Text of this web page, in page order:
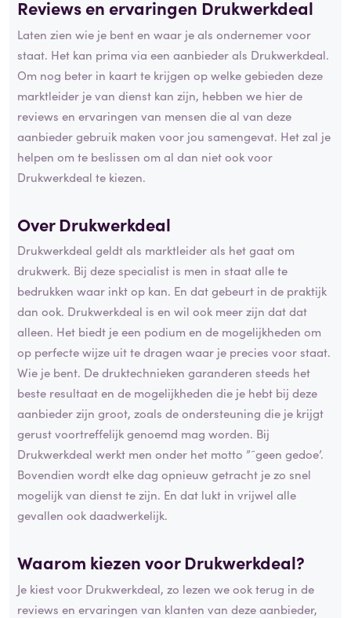
Reviews en ervaringen Drukwerkdeal
Laten zien wie je bent en waar je als ondernemer voor
staat. Het kan prima via een aanbieder als Drukwerkdeal.
Om nog beter in kaart te krijgen op welke gebieden deze
marktleider je van dienst kan zijn, hebben we hier de
reviews en ervaringen van mensen die al van deze
aanbieder gebruik maken voor jou samengevat. Het zal je
helpen om te beslissen om al dan niet ook voor
Drukwerkdeal te kiezen.
Over Drukwerkdeal
Drukwerkdeal geldt als marktleider als het gaat om
drukwerk. Bij deze specialist is men in staat alle te
bedrukken waar inkt op kan. En dat gebeurt in de praktijk
dan ook. Drukwerkdeal is en wil ook meer zijn dat dat
alleen. Het biedt je een podium en de mogelijkheden om
op perfecte wijze uit te dragen waar je precies voor staat.
Wie je bent. De druktechnieken garanderen steeds het
beste resultaat en de mogelijkheden die je hebt bij deze
aanbieder zijn groot, zoals de ondersteuning die je krijgt
gerust voortreffelijk genoemd mag worden. Bij
Drukwerkdeal werkt men onder het motto ”˜geen gedoe’.
Bovendien wordt elke dag opnieuw getracht je zo snel
mogelijk van dienst te zijn. En dat lukt in vrijwel alle
gevallen ook daadwerkelijk.
Waarom kiezen voor Drukwerkdeal?
Je kiest voor Drukwerkdeal, zo lezen we ook terug in de
reviews en ervaringen van klanten van deze aanbieder,